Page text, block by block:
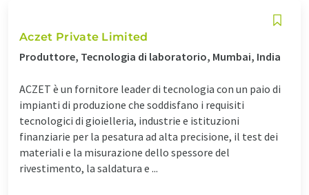
Aczet Private Limited
Produttore, Tecnologia di laboratorio, Mumbai, India
ACZET è un fornitore leader di tecnologia con un paio di
impianti di produzione che soddisfano i requisiti
tecnologici di gioielleria, industrie e istituzioni
finanziarie per la pesatura ad alta precisione, il test dei
materiali e la misurazione dello spessore del
rivestimento, la saldatura e ...